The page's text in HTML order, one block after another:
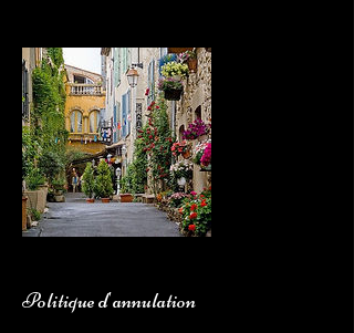
Politique d'annulation